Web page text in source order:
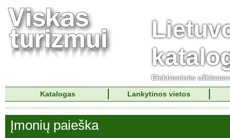
Elektroninės
Katalogas
Lankytinos vietos
Įmonių paieška